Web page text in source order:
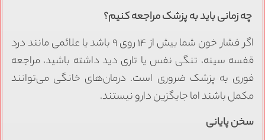
چه زمانی باید به پزشک مراجعه کنیم؟
اگر فشار خون شما بیش از ۱۴ روی ۹ باشد یا علائمی مانند درد
قفسه سینه، تنگی نفس یا تاری دید داشته باشید، مراجعه
فوری به پزشک ضروری است. درمان‌های خانگی می‌توانند
مکمل باشند اما جایگزین دارو نیستند.
سخن پایانی